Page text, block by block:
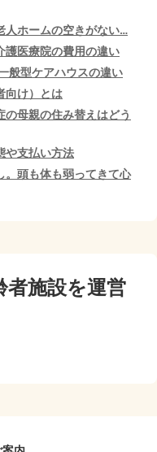
人ホームの空きがない…
護医療院の費用の違い
般型ケアハウスの違い
向け）とは
母親の住み替えはどう
や支払い方法
。頭も体も弱ってきて心
者施設を運営